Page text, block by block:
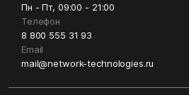
Пн - Пт, 09:00 - 21:00
Телефон
8 800 555 31 93
Email
mail@network-technologies.ru